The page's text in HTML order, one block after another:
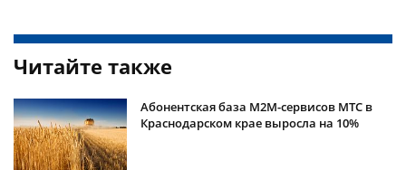
Читайте также
Абонентская база M2M-сервисов МТС в
Краснодарском крае выросла на 10%